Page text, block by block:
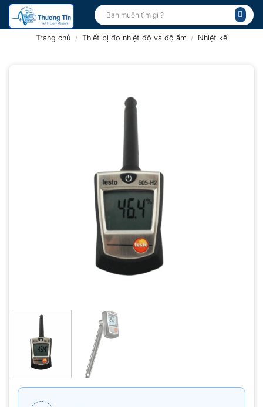
Bỏ
qua
Tìm
kiếm:
Trang chủ / Thiết bị đo nhiệt độ và độ ẩm / Nhiệt kế